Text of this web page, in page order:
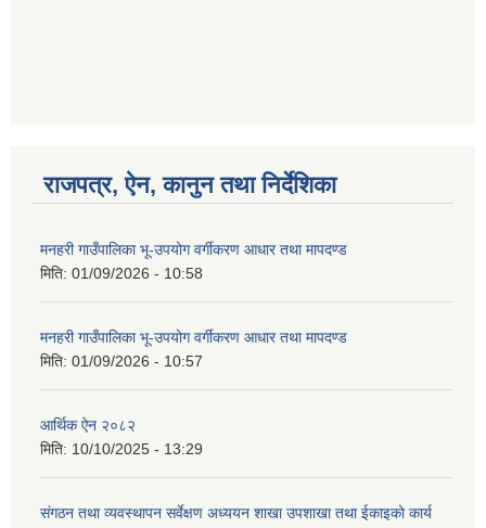
राजपत्र, ऐन, कानुन तथा निर्देशिका
मनहरी गाउँपालिका भू-उपयोग वर्गीकरण आधार तथा मापदण्ड
मिति: 01/09/2026 - 10:58
मनहरी गाउँपालिका भू-उपयोग वर्गीकरण आधार तथा मापदण्ड
मिति: 01/09/2026 - 10:57
आर्थिक ऐन २०८२
मिति: 10/10/2025 - 13:29
संगठन तथा व्यवस्थापन सर्वेक्षण अध्ययन शाखा उपशाखा तथा ईकाइको कार्य